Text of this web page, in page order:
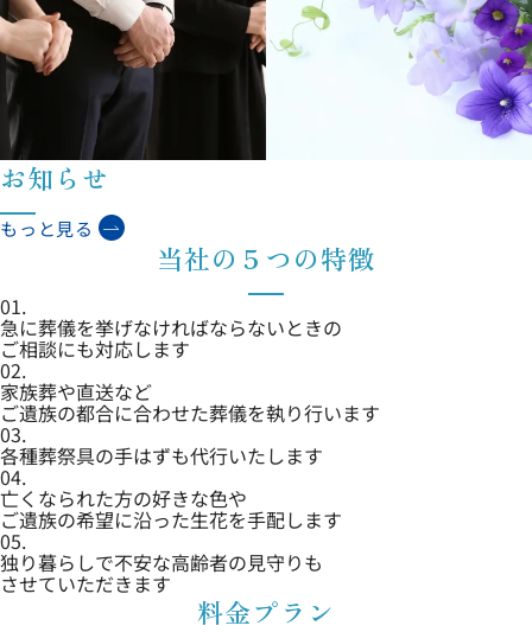
お知らせ
もっと見る
当社の５つの特徴
01.
急に葬儀を挙げなければならないときの
ご相談にも対応します
02.
家族葬や直送など
ご遺族の都合に合わせた葬儀を執り行います
03.
各種葬祭具の手はずも代行いたします
04.
亡くなられた方の好きな色や
ご遺族の希望に沿った生花を手配します
05.
独り暮らしで不安な高齢者の見守りも
させていただきます
料金プラン